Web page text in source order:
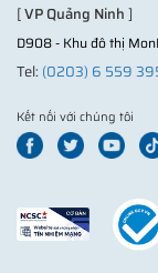
[VP Quảng Ninh]
D908 - Khu đô thị
Tel: (0203) 6 559
Kết nối với chúng tôi